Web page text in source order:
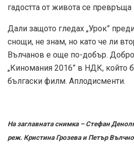
гадостта от живота се
Дали защото гледах „Урок”
снощи, не знам, но като че ли
Вълчанов е още по-добър. Добро
„Киномания 2016” в НДК, който
бългаски филм. Аплодисменти.
На заглавната снимка – Стефан
реж. Кристина Грозева и Петър